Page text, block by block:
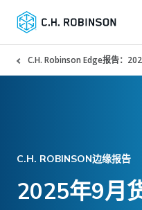
C.H. Robinson Edge报告：
C.H. ROBINSON边缘报告
2025年9月